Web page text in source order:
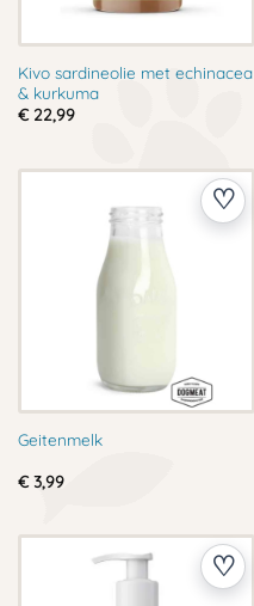
Kivo sardineolie met echinacea
& kurkuma
€22,99
Geitenmelk
€3,99